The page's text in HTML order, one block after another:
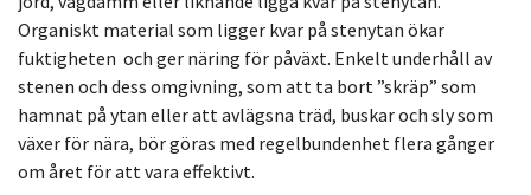
Organiskt material som ligger kvar på stenytan ökar
fuktigheten och ger näring för påväxt. Enkelt underhåll av
stenen och dess omgivning, som att ta bort ”skräp” som
hamnat på ytan eller att avlägsna träd, buskar och sly som
växer för nära, bör göras med regelbundenhet flera gånger
om året för att vara effektivt.